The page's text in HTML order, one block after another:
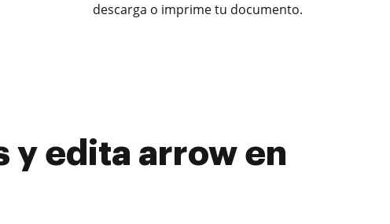
descarga o imprime tu documento.
y edita arrow en